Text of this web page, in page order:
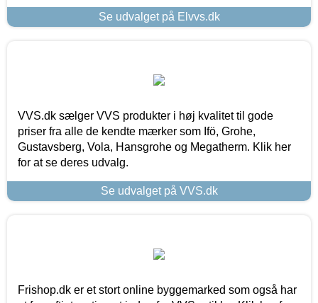
Se udvalget på Elvvs.dk
VVS.dk sælger VVS produkter i høj kvalitet til gode
priser fra alle de kendte mærker som Ifö, Grohe,
Gustavsberg, Vola, Hansgrohe og Megatherm. Klik her
for at se deres udvalg.
Se udvalget på VVS.dk
Frishop.dk er et stort online byggemarked som også har